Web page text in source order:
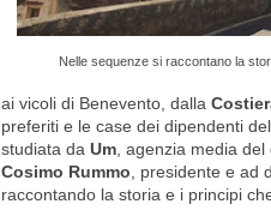
Nelle sequenze si raccontano la
ai vicoli di Benevento, dalla
preferiti e le case dei dipendenti
studiata da Um, agenzia media
Cosimo Rummo, presidente e ad
raccontando la storia e i principi